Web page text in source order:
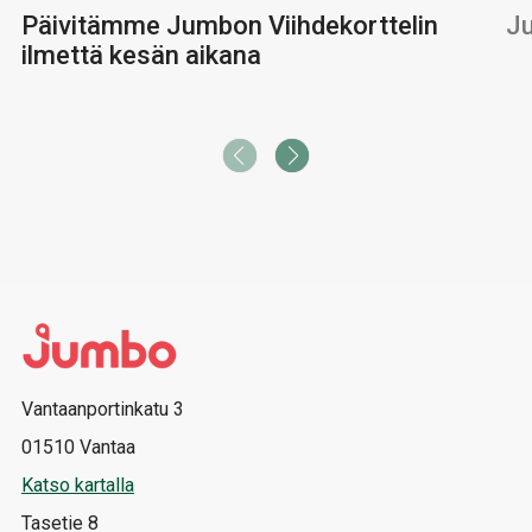
Päivitämme Jumbon Viihdekorttelin
ilmettä kesän aikana
Vantaanportinkatu 3
01510 Vantaa
Katso kartalla
Tasetie 8